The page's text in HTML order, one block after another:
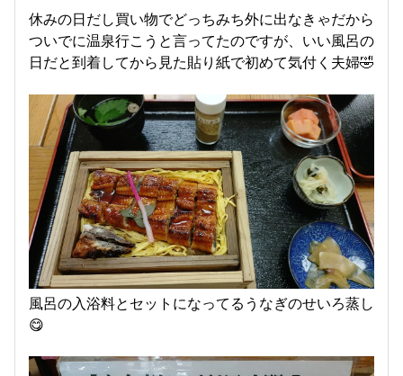
休みの日だし買い物でどっちみち外に出なきゃだから
ついでに温泉行こうと言ってたのですが、いい風呂の
日だと到着してから見た貼り紙で初めて気付く夫婦🤣
風呂の入浴料とセットになってるうなぎのせいろ蒸し
😋